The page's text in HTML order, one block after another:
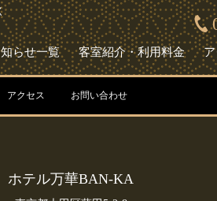
らせ一覧 客室紹介・利用料金
アクセス お問い合わせ
ホテル万華BAN-KA